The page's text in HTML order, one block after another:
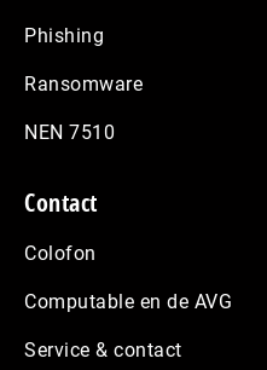
Phishing
Ransomware
NEN 7510
Contact
Colofon
Computable en de AVG
Service & contact